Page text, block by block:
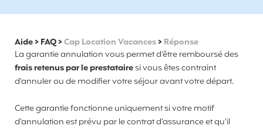
Aide> FAQ>Cap Location Vacances> Réponse
La garantie annulation vous permet d'être remboursé des
frais retenus par le prestatairesi vous êtes contraint
d'annuler ou de modifier votre séjour avant votre départ.
Cette garantie fonctionne uniquement si votre motif
d'annulation est prévu par le contrat d'assurance et qu'il